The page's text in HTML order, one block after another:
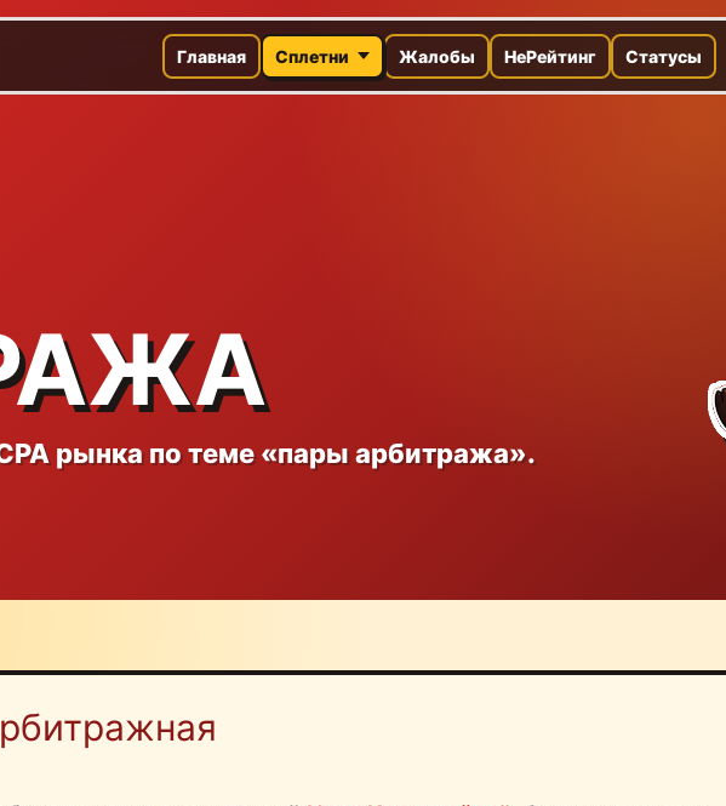
Главная Сплетни Жалобы НеРейтинг Статусы
рынка по теме «пары арбитража».